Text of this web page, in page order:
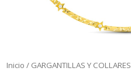
Inicio / GARGANTILLAS Y COLLARES